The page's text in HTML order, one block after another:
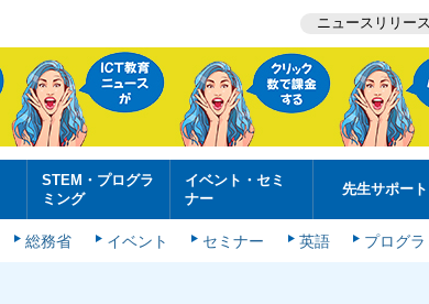
ニュースリリー
STEM・プログラ
ミング
イベント・セミ
ナー
先生サポート
総務省 イベント セミナー 英語 プログ